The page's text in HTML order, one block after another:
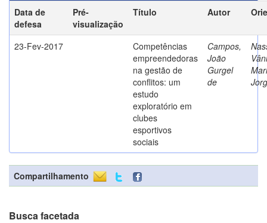
Data de
defesa
Pré-
visualização
Título Autor
23-Fev-2017
Competências
empreendedoras
na gestão de
conflitos: um
estudo
exploratório em
clubes
esportivos
sociais
Campos,
João
Gurgel
de
Compartilhamento
Busca facetada